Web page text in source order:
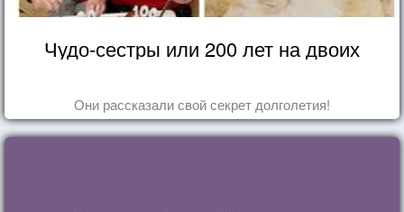
Чудо-сестры или 200 лет на двоих
Они рассказали свой секрет долголетия!